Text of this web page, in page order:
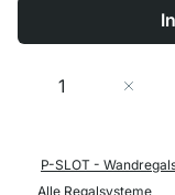
Menge
P-SLOT -
Alle Regalsysteme